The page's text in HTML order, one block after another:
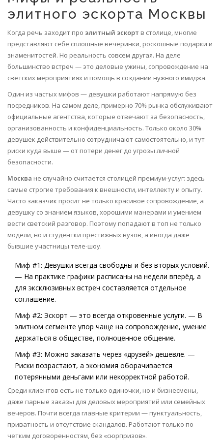
элитного эскорта Москвы
Когда речь заходит про элитный эскорт в столице, многие
представляют себе сплошные вечеринки, роскошные подарки и
знаменитостей. Но реальность совсем другая. На деле
большинство встреч — это деловые ужины, сопровождение на
светских мероприятиях и помощь в создании нужного имиджа.
Один из частых мифов — девушки работают напрямую без
посредников. На самом деле, примерно 70% рынка обслуживают
официальные агентства, которые отвечают за безопасность,
организованность и конфиденциальность. Только около 30%
девушек действительно сотрудничают самостоятельно, и тут
риски куда выше — от потери денег до угрозы личной
безопасности.
Москва не случайно считается столицей премиум-услуг: здесь
самые строгие требования к внешности, интеллекту и опыту.
Часто заказчик просит не только красивое сопровождение, а
девушку со знанием языков, хорошими манерами и умением
вести светский разговор. Поэтому попадают в топ не только
модели, но и студентки престижных вузов, а иногда даже
бывшие участницы теле-шоу.
Миф #1: Девушки всегда свободны и без вторых условий.
— На практике графики расписаны на недели вперёд, а
для эксклюзивных встреч составляется отдельное
соглашение.
Миф #2: Эскорт — это всегда откровенные услуги. — В
элитном сегменте упор чаще на сопровождение, умение
держаться в обществе, полноценное общение.
Миф #3: Можно заказать через «друзей» дешевле. —
Риски возрастают, а экономия оборачивается
потерянными деньгами или некорректной работой.
Среди клиентов есть не только одиночки, но и бизнесмены,
даже парные заказы для деловых мероприятий или семейных
вечеров. Почти всегда главные критерии — пунктуальность,
приватность и отсутствие скандалов. Работают только по
четким договоренностям, без «сюрпризов».